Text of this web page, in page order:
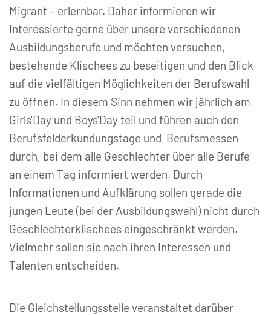
Migrant – erlernbar. Daher informieren wir
Interessierte gerne über unsere verschiedenen
Ausbildungsberufe und möchten versuchen,
bestehende Klischees zu beseitigen und den Blick
auf die vielfältigen Möglichkeiten der Berufswahl
zu öffnen. In diesem Sinn nehmen wir jährlich am
Girls'Day und Boys'Day teil und führen auch den
Berufsfelderkundungstage und Berufsmessen
durch, bei dem alle Geschlechter über alle Berufe
an einem Tag informiert werden. Durch
Informationen und Aufklärung sollen gerade die
jungen Leute (bei der Ausbildungswahl) nicht durch
Geschlechterklischees eingeschränkt werden.
Vielmehr sollen sie nach ihren Interessen und
Talenten entscheiden.
Die Gleichstellungsstelle veranstaltet darüber